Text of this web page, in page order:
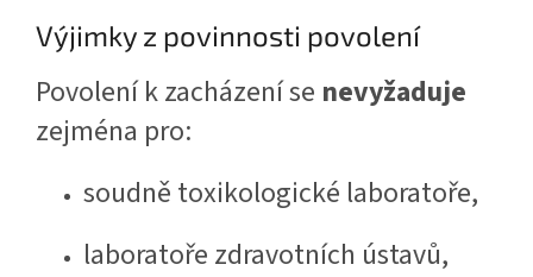
Výjimky z povinnosti povolení
Povolení k zacházení se nevyžaduje
zejména pro:
soudně toxikologické laboratoře,
laboratoře zdravotních ústavů,